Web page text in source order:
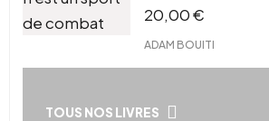
20,00€
ADAM BOUITI
TOUS NOS LIVRES